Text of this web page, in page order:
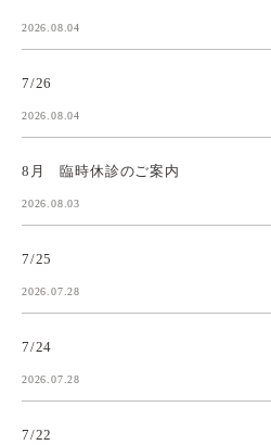
2026.08.04
7/26
2026.08.04
8月 臨時休診のご案内
2026.08.03
7/25
2026.07.28
7/24
2026.07.28
7/22